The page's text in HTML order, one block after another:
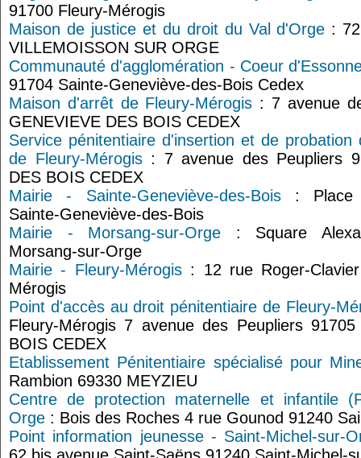
91700 Fleury-Mérogis
Maison de justice et du droit du Val d'Orge :
VILLEMOISSON SUR ORGE
Communauté d'agglomération - Coeur
91704 Sainte-Geneviève-des-Bois Cedex
Maison d'arrêt de Fleury-Mérogis : 7 avenue
GENEVIEVE DES BOIS CEDEX
Service pénitentiaire d'insertion et de
de Fleury-Mérogis: 7 avenue des Peupliers
DES BOIS CEDEX
Mairie - Sainte-Geneviève-des-Bois: Place
Sainte-Geneviève-des-Bois
Mairie - Morsang-sur-Orge : Square
Morsang-sur-Orge
Mairie - Fleury-Mérogis: 12 rue Roger-
Mérogis
Point d'accès au droit pénitentiaire de Fleury-
Fleury-Mérogis 7 avenue des Peupliers
BOIS CEDEX
Etablissement Pénitentiaire spécialisé pour
Rambion 69330 MEYZIEU
Centre de protection maternelle et infantile
Orge : Bois des Roches 4 rue Gounod 91240
Point information jeunesse - Saint-Michel-sur-